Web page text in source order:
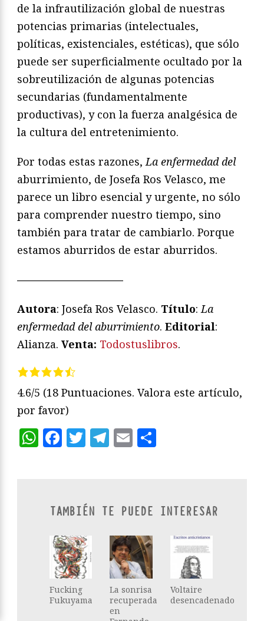
de la infrautilización global de nuestras
potencias primarias (intelectuales,
políticas, existenciales, estéticas), que sólo
puede ser superficialmente ocultado por la
sobreutilización de algunas potencias
secundarias (fundamentalmente
productivas), y con la fuerza analgésica de
la cultura del entretenimiento.
Por todas estas razones,La enfermedad del
aburrimiento, de Josefa Ros Velasco, me
parece un libro esencial y urgente, no sólo
para comprender nuestro tiempo, sino
también para tratar de cambiarlo. Porque
estamos aburridos de estar aburridos.
——————————
Autora: Josefa Ros Velasco. Título:La
enfermedad del aburrimiento. Editorial:
Alianza. Venta: Todostuslibros.
4.6/5 (18 Puntuaciones. Valora este artículo,
por favor)
WhatsApp
Facebook
Twitter
Telegram
Email
TAMBIÉN TE PUEDE INTERESAR
Fucking
Fukuyama
La sonrisa
recuperada
en
Voltaire
desencadenado